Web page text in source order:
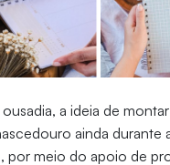
a ideia de
ainda durante
por meio do apoio de